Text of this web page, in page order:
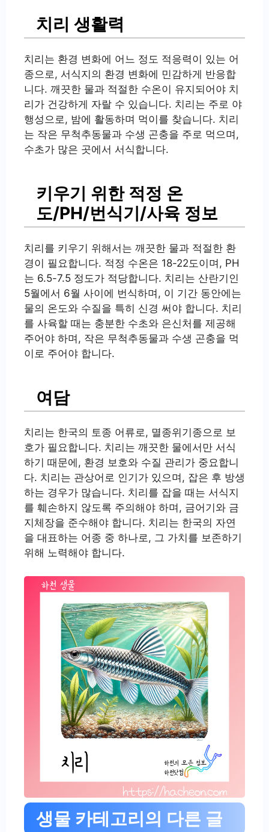
치리 생활력
치리는 환경 변화에 어느 정도 적응력이 있는 어
종으로, 서식지의 환경 변화에 민감하게 반응합
니다. 깨끗한 물과 적절한 수온이 유지되어야 치
리가 건강하게 자랄 수 있습니다. 치리는 주로 야
행성으로, 밤에 활동하며 먹이를 찾습니다. 치리
는 작은 무척추동물과 수생 곤충을 주로 먹으며,
수초가 많은 곳에서 서식합니다.
키우기 위한 적정 온
도/PH/번식기/사육 정보
치리를 키우기 위해서는 깨끗한 물과 적절한 환
경이 필요합니다. 적정 수온은 18-22도이며, PH
는 6.5-7.5 정도가 적당합니다. 치리는 산란기인
5월에서 6월 사이에 번식하며, 이 기간 동안에는
물의 온도와 수질을 특히 신경 써야 합니다. 치리
를 사육할 때는 충분한 수초와 은신처를 제공해
주어야 하며, 작은 무척추동물과 수생 곤충을 먹
이로 주어야 합니다.
여담
치리는 한국의 토종 어류로, 멸종위기종으로 보
호가 필요합니다. 치리는 깨끗한 물에서만 서식
하기 때문에, 환경 보호와 수질 관리가 중요합니
다. 치리는 관상어로 인기가 있으며, 잡은 후 방생
하는 경우가 많습니다. 치리를 잡을 때는 서식지
를 훼손하지 않도록 주의해야 하며, 금어기와 금
지체장을 준수해야 합니다. 치리는 한국의 자연
을 대표하는 어종 중 하나로, 그 가치를 보존하기
위해 노력해야 합니다.
생물 카테고리의 다른 글